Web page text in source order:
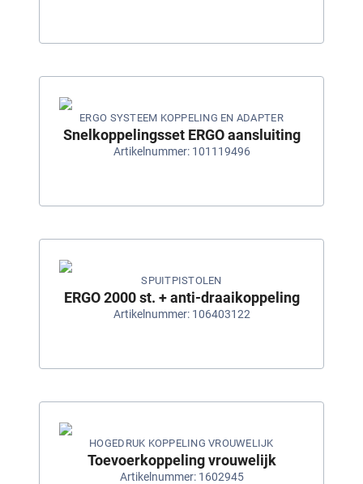
ERGO SYSTEEM KOPPELING EN ADAPTER
Snelkoppelingsset ERGO aansluiting
Artikelnummer: 101119496
SPUITPISTOLEN
ERGO 2000 st. + anti-draaikoppeling
Artikelnummer: 106403122
HOGEDRUK KOPPELING VROUWELIJK
Toevoerkoppeling vrouwelijk
Artikelnummer: 1602945